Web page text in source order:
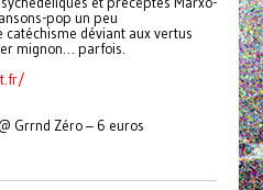
pop un peu
déviant aux vertus
mignon… parfois.
Grrnd Zéro – 6 euros